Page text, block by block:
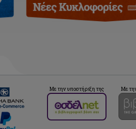
Με την υποστήριξη της Με